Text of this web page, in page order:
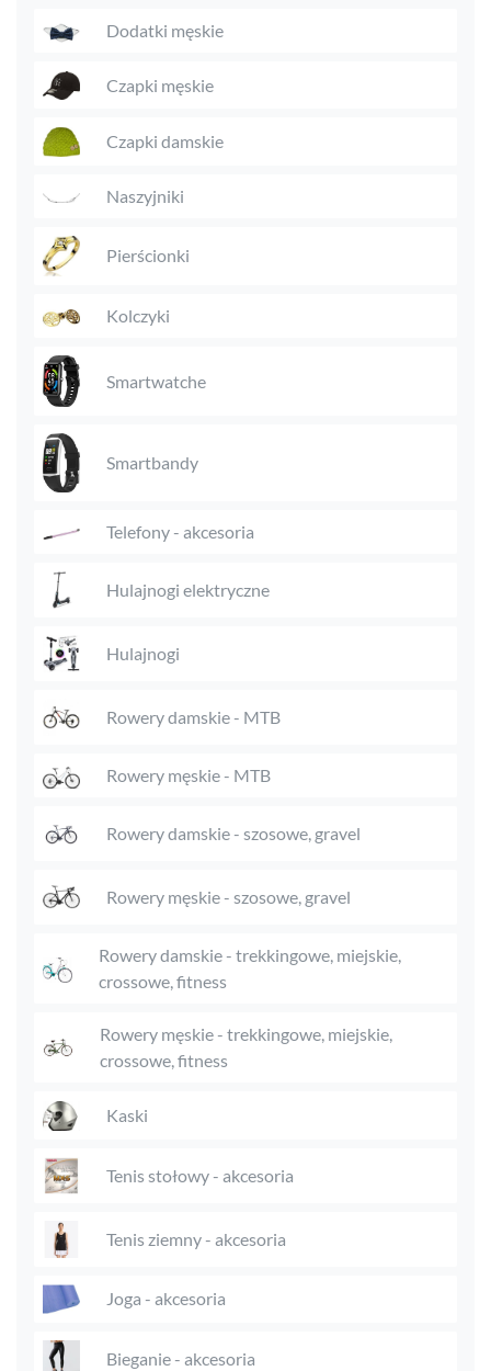
Dodatki męskie
Czapki męskie
Czapki damskie
Naszyjniki
Pierścionki
Kolczyki
Smartwatche
Smartbandy
Telefony - akcesoria
Hulajnogi elektryczne
Hulajnogi
Rowery damskie - MTB
Rowery męskie - MTB
Rowery damskie - szosowe, gravel
Rowery męskie - szosowe, gravel
Rowery damskie - trekkingowe, miejskie,
crossowe, fitness
Rowery męskie - trekkingowe, miejskie,
crossowe, fitness
Kaski
Tenis stołowy - akcesoria
Tenis ziemny - akcesoria
Joga - akcesoria
Bieganie - akcesoria